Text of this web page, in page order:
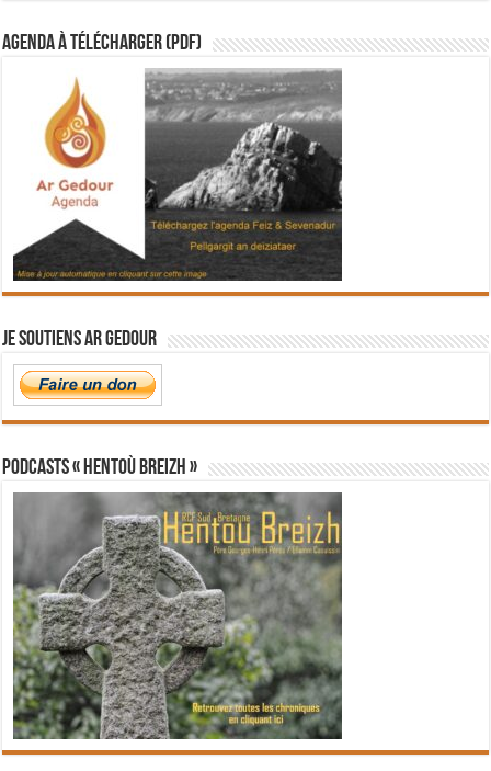
Agenda à télécharger (PDF)
Je soutiens Ar Gedour
PODCASTS « Hentoù Breizh »